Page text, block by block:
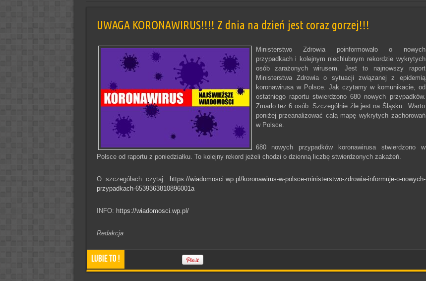
UWAGA KORONAWIRUS!!!! Z dnia na dzień jest coraz gorzej!!!
Ministerstwo Zdrowia poinformowało o nowych
przypadkach i kolejnym niechlubnym rekordzie wykrytych
osób zarażonych wirusem. Jest to najnowszy raport
Ministerstwa Zdrowia o sytuacji związanej z epidemią
koronawirusa w Polsce. Jak czytamy w komunikacie, od
ostatniego raportu stwierdzono 680 nowych przypadków.
Zmarło też 6 osób. Szczególnie źle jest na Śląsku. Warto
poniżej przeanalizować całą mapę wykrytych zachorowań
w Polsce.
680 nowych przypadków koronawirusa stwierdzono w
Polsce od raportu z poniedziałku. To kolejny rekord jeżeli chodzi o dzienną liczbę stwierdzonych zakażeń.
O szczegółach czytaj:
https://wiadomosci.wp.pl/koronawirus-w-polsce-ministerstwo-zdrowia-informuje-o-nowych-
przypadkach-6539363810896001a
INFO: https://wiadomosci.wp.pl/
Redakcja
Lubie To !